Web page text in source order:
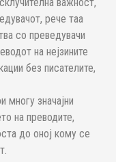
рече таа
со преведувачи
на нејзините
без писателите,
многу значајни
на преводите,
до оној кому се